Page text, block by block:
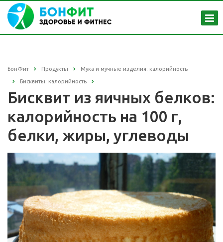
БонФит Продукты Мука и мучные изделия: калорийность
Бисквиты: калорийность
Бисквит из яичных белков:
калорийность на 100 г,
белки, жиры, углеводы